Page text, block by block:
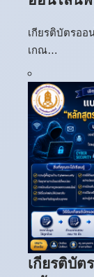
เกียรติบัตรออ
เกณ…
เกียรติบั